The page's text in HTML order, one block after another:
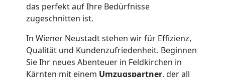
das perfekt auf Ihre Bedürfnisse
zugeschnitten ist.
In Wiener Neustadt stehen wir für Effizienz,
Qualität und Kundenzufriedenheit. Beginnen
Sie Ihr neues Abenteuer in Feldkirchen in
Kärnten mit einem Umzugspartner, der all
Full-
Service-
Umzug